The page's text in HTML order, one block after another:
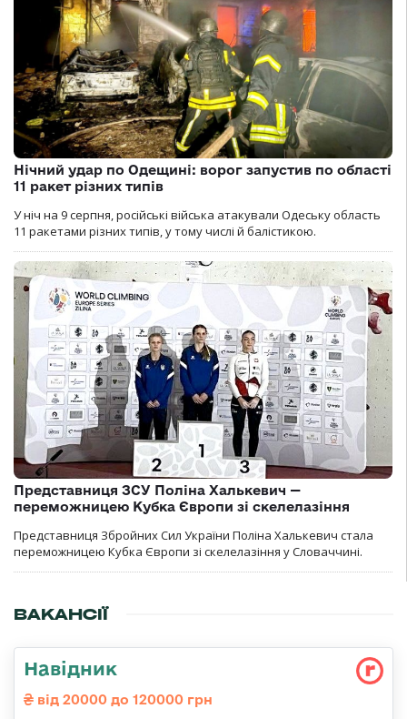
Нічний удар по Одещині: ворог запустив по області
11 ракет різних типів
У ніч на 9 серпня, російські війська атакували Одеську область
11 ракетами різних типів, у тому числі й балістикою.
Представниця ЗСУ Поліна Халькевич —
переможницею Кубка Європи зі скелелазіння
Представниця Збройних Сил України Поліна Халькевич стала
переможницею Кубка Європи зі скелелазіння у Словаччині.
ВАКАНСІЇ
Навідник
від 20000 до 120000 грн